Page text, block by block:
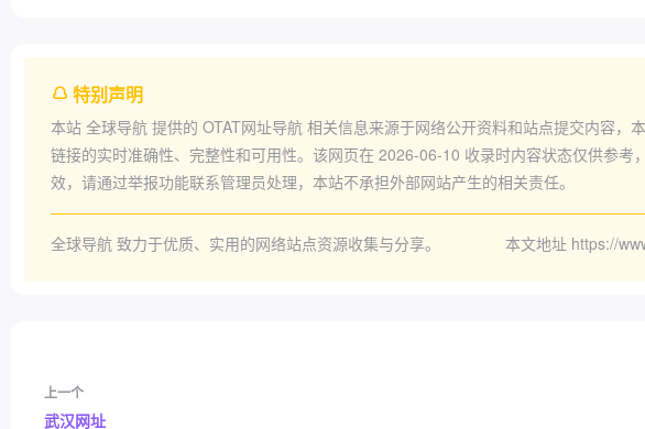
特别声明
本站 全球导航 提供的 OTAT网址导航 相关信息来源于网络公开资料和站点提交内容，
链接的实时准确性、完整性和可用性。该网页在 2026-06-10 收录时内容状态仅供参考
效，请通过举报功能联系管理员处理，本站不承担外部网站产生的相关责任。
全球导航 致力于优质、实用的网络站点资源收集与分享。 本文地址 https://
上一个
武汉网址